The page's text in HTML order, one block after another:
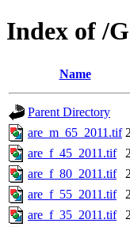
Index of /
Name
Parent Directory
are_m_65_2011.tif
are_f_45_2011.tif
are_f_80_2011.tif
are_f_55_2011.tif
are_f_35_2011.tif